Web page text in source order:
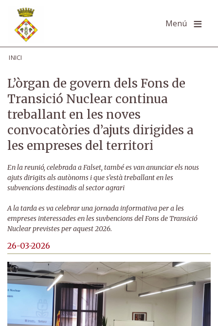
Menú
INICI
L’òrgan de govern dels Fons de
Transició Nuclear continua
treballant en les noves
convocatòries d’ajuts dirigides a
les empreses del territori
En la reunió, celebrada a Falset, també es van anunciar els nous
ajuts dirigits als autònoms i que s’està treballant en les
subvencions destinadis al sector agrari
A la tarda es va celebrar una jornada informativa per a les
empreses interessades en les suvbencions del Fons de Transició
Nuclear previstes per aquest 2026.
26-03-2026